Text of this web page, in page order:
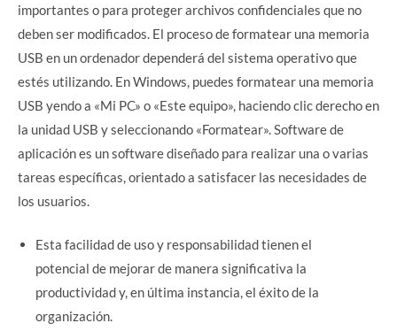
importantes o para proteger archivos confidenciales que no
deben ser modificados. El proceso de formatear una memoria
USB en un ordenador dependerá del sistema operativo que
estés utilizando. En Windows, puedes formatear una memoria
USB yendo a «Mi PC» o «Este equipo», haciendo clic derecho en
la unidad USB y seleccionando «Formatear». Software de
aplicación es un software diseñado para realizar una o varias
tareas específicas, orientado a satisfacer las necesidades de
los usuarios.
Esta facilidad de uso y responsabilidad tienen el
potencial de mejorar de manera significativa la
productividad y, en última instancia, el éxito de la
organización.